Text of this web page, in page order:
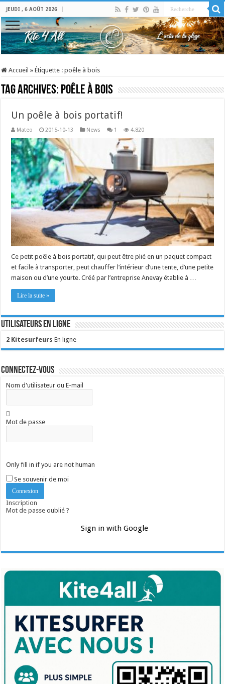
JEUDI , 6 AOÛT 2026
Accueil » Étiquette :poêle à bois
Tag Archives: poêle à bois
Un poêle à bois portatif!
Mateo 2015-10-13 News 1 4,820
Ce petit poêle à bois portatif, qui peut être plié en un paquet compact
et facile à transporter, peut chauffer l’intérieur d’une tente, d’une petite
maison ou d’une yourte. Créé par l’entreprise Anevay établie à …
Lire la suite »
Utilisateurs en ligne
2 Kitesurfeurs En ligne
Connectez-vous
Nom d'utilisateur ou E-mail
Mot de passe
Only fill in if you are not human
Se souvenir de moi
Inscription
Mot de passe oublié ?
Sign in with Google